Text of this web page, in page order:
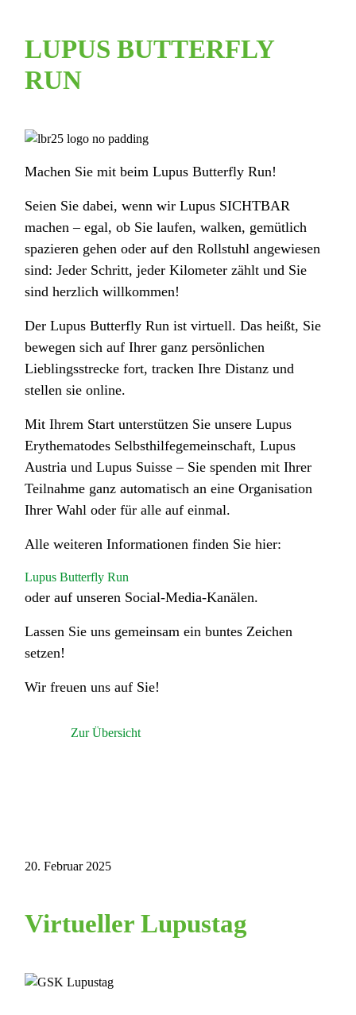
LUPUS BUTTERFLY
RUN
Machen Sie mit beim Lupus Butterfly Run!
Seien Sie dabei, wenn wir Lupus SICHTBAR
machen – egal, ob Sie laufen, walken, gemütlich
spazieren gehen oder auf den Rollstuhl angewiesen
sind: Jeder Schritt, jeder Kilometer zählt und Sie
sind herzlich willkommen!
Der Lupus Butterfly Run ist virtuell. Das heißt, Sie
bewegen sich auf Ihrer ganz persönlichen
Lieblingsstrecke fort, tracken Ihre Distanz und
stellen sie online.
Mit Ihrem Start unterstützen Sie unsere Lupus
Erythematodes Selbsthilfegemeinschaft, Lupus
Austria und Lupus Suisse – Sie spenden mit Ihrer
Teilnahme ganz automatisch an eine Organisation
Ihrer Wahl oder für alle auf einmal.
Alle weiteren Informationen finden Sie hier:
Lupus Butterfly Run
oder auf unseren Social-Media-Kanälen.
Lassen Sie uns gemeinsam ein buntes Zeichen
setzen!
Wir freuen uns auf Sie!
Zur Übersicht
20. Februar 2025
Virtueller Lupustag